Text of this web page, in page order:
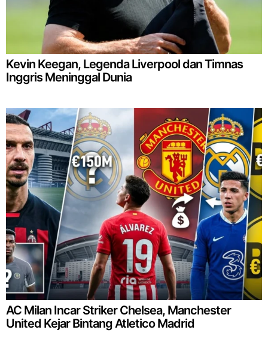
Kevin Keegan, Legenda Liverpool dan Timnas
Inggris Meninggal Dunia
AC Milan Incar Striker Chelsea, Manchester
United Kejar Bintang Atletico Madrid